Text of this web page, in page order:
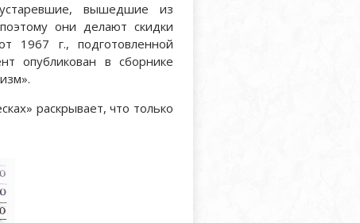
вышедшие из
они делают скидки
1967 г., подготовленной
опубликован в сборнике
раскрывает, что только